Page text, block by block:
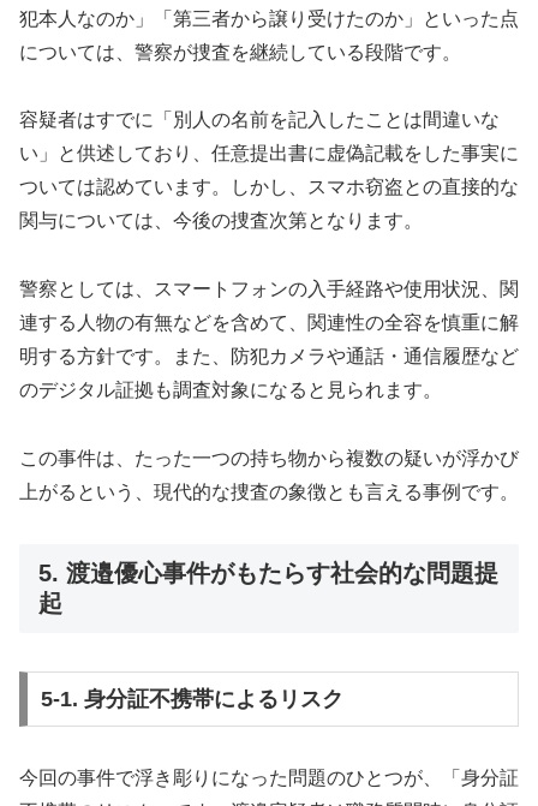
犯本人なのか」「第三者から譲り受けたのか」といった点
については、警察が捜査を継続している段階です。
容疑者はすでに「別人の名前を記入したことは間違いな
い」と供述しており、任意提出書に虚偽記載をした事実に
ついては認めています。しかし、スマホ窃盗との直接的な
関与については、今後の捜査次第となります。
警察としては、スマートフォンの入手経路や使用状況、関
連する人物の有無などを含めて、関連性の全容を慎重に解
明する方針です。また、防犯カメラや通話・通信履歴など
のデジタル証拠も調査対象になると見られます。
この事件は、たった一つの持ち物から複数の疑いが浮かび
上がるという、現代的な捜査の象徴とも言える事例です。
5. 渡邉優心事件がもたらす社会的な問題提
起
5-1. 身分証不携帯によるリスク
今回の事件で浮き彫りになった問題のひとつが、「身分証